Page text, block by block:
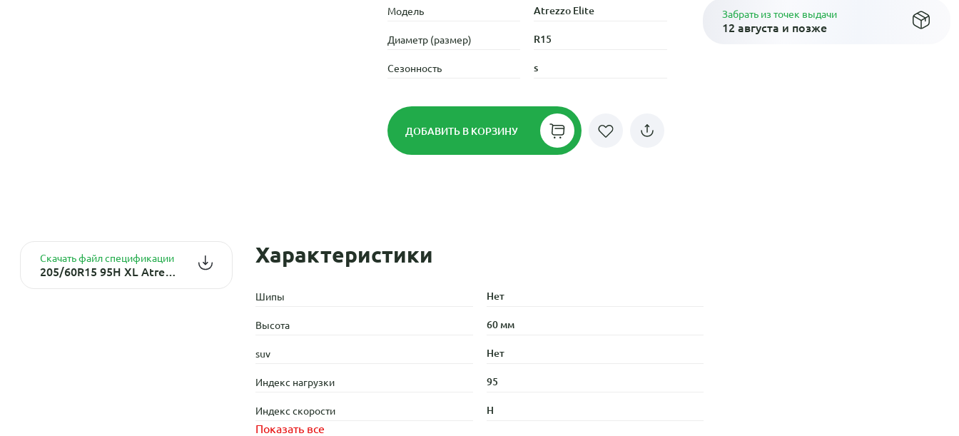
Модель Atrezzo Elite
Диаметр (размер) R15
Сезонность s
ДОБАВИТЬ В КОРЗИНУ
Забрать из точек выдачи
12 августа и позже
Скачать файл спецификации
205/60R15 95H XL Atrezzo Elite TL
Характеристики
Шипы Нет
Высота 60 мм
suv Нет
Индекс нагрузки 95
Индекс скорости H
Показать все